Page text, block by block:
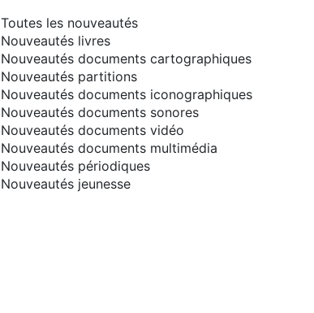
Toutes les nouveautés
Nouveautés livres
Nouveautés documents cartographiques
Nouveautés partitions
Nouveautés documents iconographiques
Nouveautés documents sonores
Nouveautés documents vidéo
Nouveautés documents multimédia
Nouveautés périodiques
Nouveautés jeunesse